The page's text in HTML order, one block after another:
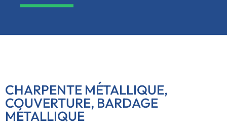
CHARPENTE MÉTALLIQUE,
COUVERTURE, BARDAGE
MÉTALLIQUE